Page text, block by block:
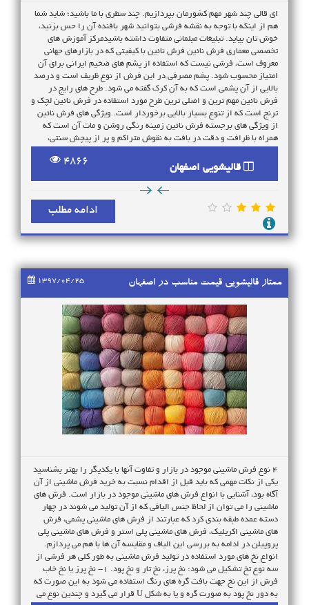
ای قالی چند شهر مهم کشورمان بپردازیم. چند سطری با ما باشید؛ شاید شما
هم از اینکه با توجه به نقشه فرشی بتوانید شهر بافنده آن را حس بزنید،
خوش تان بیاید. تبلیغات مبلمانی متفاوت داشته باشیدمرکز آموزش های
تخصصی معماری فرش نائین فرش نائین با کیفیتی که در بازارهای جهانی
معروف است، فرشی نیست که استفاده از پشم های ضخیم ایرانی برای آن
امتیاز محسوب شود. پشم مصرفی در این فرش از نوع ظریف است و درصد
بالایی از آن پشمی است که به آن کرک گفته می شود. طرح های رایج در
فرش نائین مهم ترین و اصلی ترین طرح مورد استفاده در فرش نائین لچک و
ترنج است که از تنوع بسیار بالایی برخوردار است. ویژگی های فرش نائین
از ویژگی های برجسته فرش نائین زمینه رنگی روشن و مات آن است که
همراه با ظرافت و دقت در بافت به نقوش متراکم و پر از پیچش سنتی،
کشور، فرش نائین از ابعاد خاصی تبعیت نمی کند و در اندازه های بسیار
مصرف خانواده ها به کار می رود، ساختاری محکم و پرزهایی بلند دارد تا برای
زیر پای افراد دوام بیشتری داشته باشند و چون فرش های نائین پرزهای
کوتاهی دارند و بیشتر رنگ های روشن در آنها به کار رفته، کمتر مورد
مصرف خانواده هاست و اکثرا برای تزئین به کار می روند. فرش قم قالی
های قم ابتدا با استفاده از پشم های نه چندان ظریف وارد بازار می شدند
رساندند و با مهارت و توانایی خاص مبادرت به بافت فرش های تمام ابریشم
های ظریف ابریشمی به بازار راه یافتند به «گل ابریشم» معروف شدند. طرح
های رایج فرش قم طرح های قالی های قم مانند رنگ های مورد استفاده شان
از تنوع و گستردگی خاصی برخوردار هستند. نقشه های قالی های قدیمی قم
از طرح هایی مشهور به لچک و ترنج شاه عباسی – محرمات- محرابی و شکارگاه
تشکیل می شدند. این طرح ها که با اقتباس از نقشه فرش های کاشان و
اصفهان تهیه شده بود به سرعت با خلاقیت طراحان قم متحول و سبک
جدیدی در صنعت قالیبافی ایران پدیدار شد. این سبک با ویژگی هایی مانند
طراحی استادانه و هماهنگی نقوش و رنگ آمیزی بدیع و کم نظیر به «سبک
فرش قم» مشهور شد. ویژگی های فرش قم عامل تعیین کننده برای
شناسایی قالی های قم تکنیک کار است؛ زیرا روش کار در این قالی ها کاملاً
منظم و کامل است. اگر به قالی های جدید با کیفیت عالی (مثلا قالی های
کاشان، تهران، کرمان و...) دقیق شویم، در پشت شان به خصوص در
ضخامت پودها، تار یا گره ها، کمی بی نظمی را خواهیم دید که البته قابل
می کند مبادا این قالی با ماشین بافته شده باشد. درواقع می توان گفت قالی
های قم به دلیل ظرافت بسیارشان شهرت دارند. قالی های قم بسیار بادوام
بوده و بیشتر جنبه تزئینی دارند و از بهترین تولیدات قالی های ایران به
شمار می روند. چگونه فرش قم را بشناسیم؟ قالی های قم از طریق رنگ
های روشن زمینه آن ـ سفید عاجی، کرم و زرد ـ قابل تشخیص هستند که
عموماً این زمینه عاری از ترنج ها و لچک هاست؛ هر چند که نقش آنها در
موضوعاتی که ارائه می کنند، دارای پاره ای نااستواری ها و تغییرپذیری
هاست ولی در اکثر موارد معرف دو نوع نقش است؛ یکی سرو کوچک استلیزه
شده؛ یعنی بته که گاهی مواقع به اشتباه به آن نقش کاشمر می گویند و
دیگری نقش ظن السلطانی که این نقش عبارت است از گلدان مملو از گلی
که پرندگان کوچک و زیبایی در بالای آن پرواز می کنند. فرش کاشان طرح های
قالیشویی اصفهان
4866
ادامه مطلب
ممتاز قالیشویی قیمت مناسب در اصفهان 1397/04/25
4 نوع فرش ماشینی موجود در بازار و تفاوت آنها با یکدیگر را بهتر بشناسید
یکی از نکات مهمی که باید قبل از اقدام نسبت به خرید فرش ماشینی از آن
آگاه بود، آشنایی با انواع فرش های ماشینی موجود در بازار است. فرش های
ماشینی را می توان از لحاظ جنس الیافی که از آن تولید می شوند در چهار
دسته عمده طبقه بندی کرد که عبارتند از فرش های ماشینی پشمی، فرش
های ماشینی اکریلیک، فرش های ماشینی پلی استر و فرش های ماشینی پلی
پروپیلن در ادامه به بررسی این الیاف و مقایسه آن ها با هم می پردازم.
انواع نخ های مورد استفاده در تولید فرش ماشینی به طور کلی هر فرشی از
سه نوع تخ تشکیل می شود: نخ پرز، نخ تار و نخ پود. 1- نخ پرز يا نخ خاب
فرش از این نخ جهت بافت گره هاي رنگ استفاده مي شود به این صورت كه
به دور نخ پود به صورت گره و يا به شكل U قرار مي گيرد و چندين نوع مي